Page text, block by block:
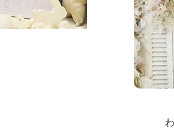
全
スタ
間を
つよ